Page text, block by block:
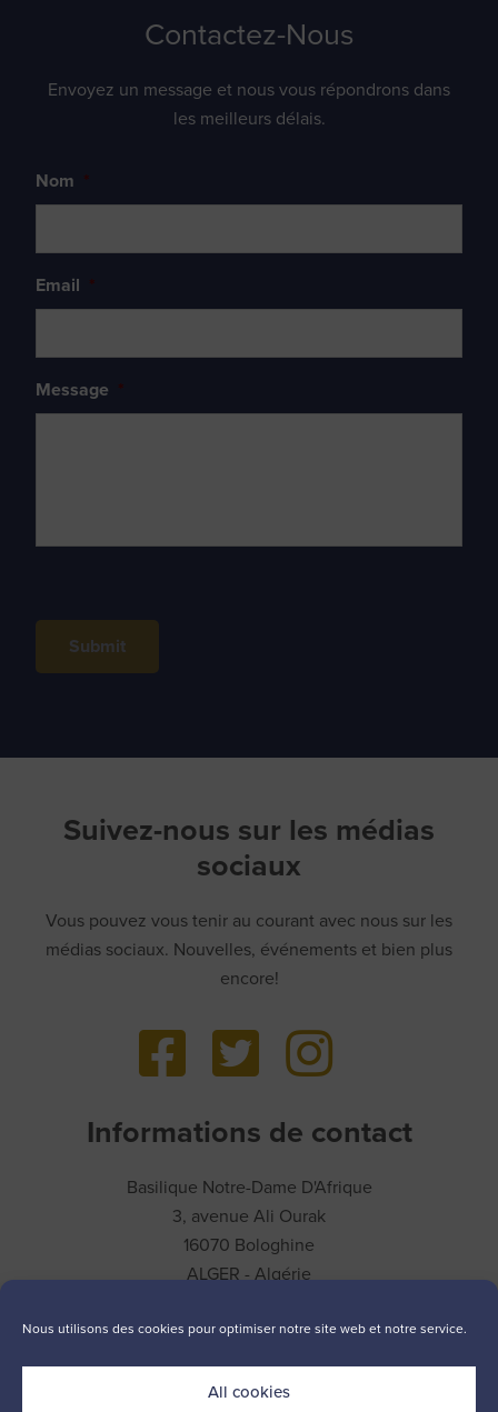
Nous utilisons des cookies pour optimiser notre site web et notre service.
All cookies
Contactez-Nous
Envoyez un message et nous vous répondrons dans
les meilleurs délais.
Nom *
Email *
Message *
Submit
Suivez-nous sur les médias
sociaux
Vous pouvez vous tenir au courant avec nous sur les
médias sociaux. Nouvelles, événements et bien plus
encore!
Informations de contact
Basilique Notre-Dame D'Afrique
3, avenue Ali Ourak
16070 Bologhine
ALGER - Algérie